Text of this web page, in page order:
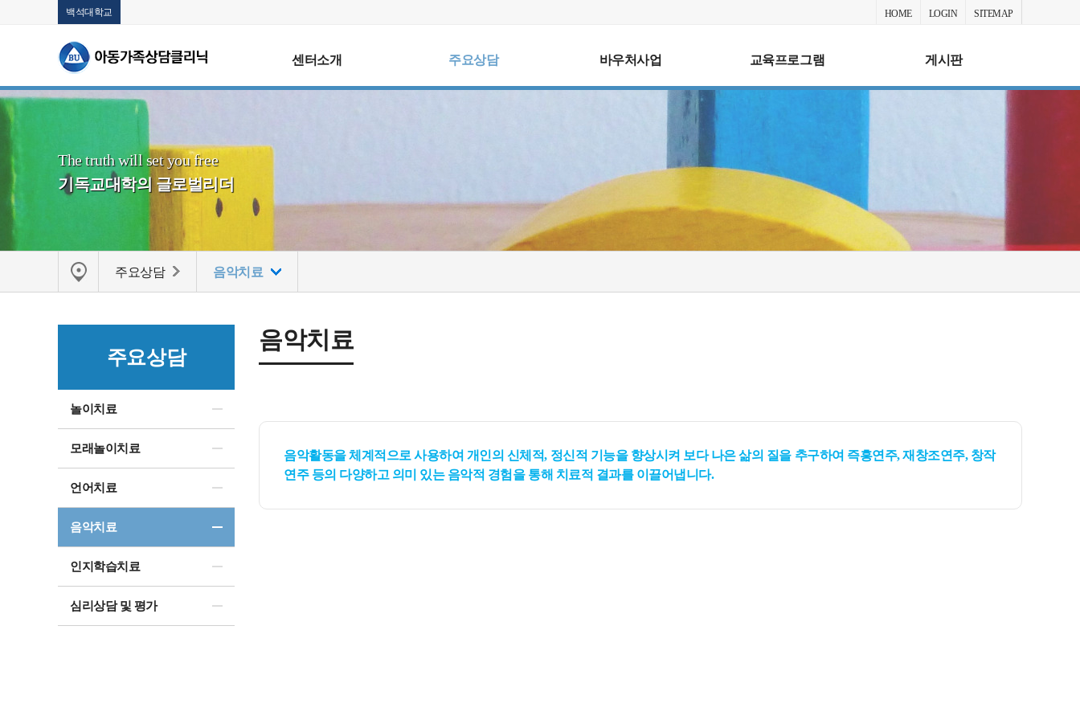
백석대학교 HOME LOGIN SITEMAP
센터소개 주요상담 바우처사업 교육프로그램 게시판
The truth will set you free
기독교대학의 글로벌리더
주요상담 음악치료
주요상담
놀이치료
모래놀이치료
언어치료
음악치료
인지학습치료
심리상담 및 평가
음악치료
음악활동을 체계적으로 사용하여 개인의 신체적, 정신적 기능을 향상시켜 보다 나은 삶의 질을 추구하여 즉흥연주, 재창조연주, 창작
연주 등의 다양하고 의미 있는 음악적 경험을 통해 치료적 결과를 이끌어냅니다.